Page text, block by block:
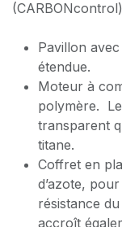
(CARBONcontrol)
Pavillon
étendue.
Moteur à
polymère.
transparent
titane.
Coffret en
d’azote,
résistance
accroît